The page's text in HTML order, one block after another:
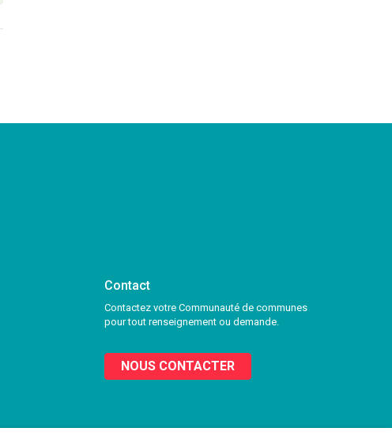
Contact
Contactez votre Communauté de communes
pour tout renseignement ou demande.
NOUS CONTACTER